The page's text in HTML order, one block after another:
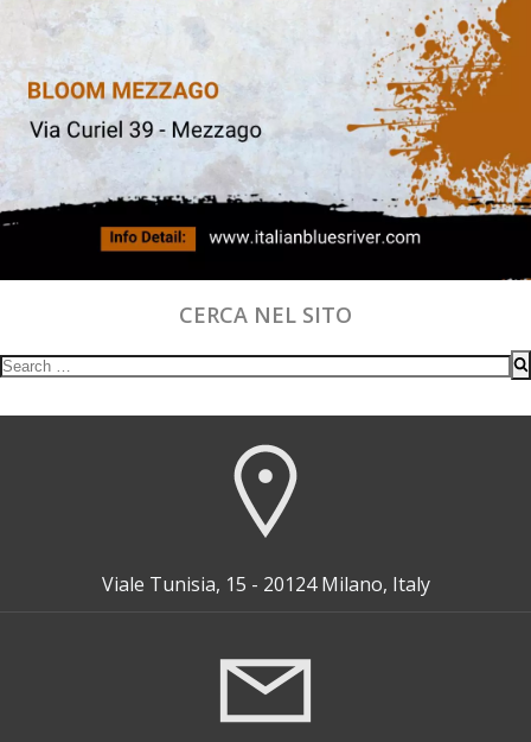
CERCA NEL SITO
Search
Viale Tunisia, 15 - 20124 Milano, Italy